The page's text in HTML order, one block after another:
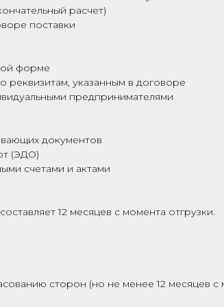
расчет)
поставки
форме
реквизитам, указанным в договоре
предпринимателями
документов
(ЭДО)
счетами и актами
12 месяцев с момента отгрузки.
сторон (но не менее 12 месяцев